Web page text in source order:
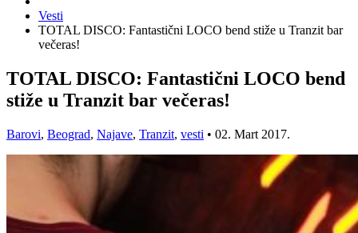
Vesti
TOTAL DISCO: Fantastični LOCO bend stiže u Tranzit bar
večeras!
TOTAL DISCO: Fantastični LOCO bend
stiže u Tranzit bar večeras!
Barovi, Beograd, Najave, Tranzit, vesti • 02. Mart 2017.